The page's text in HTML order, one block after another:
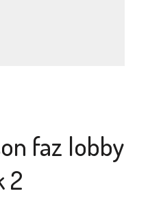
faz lobby
2